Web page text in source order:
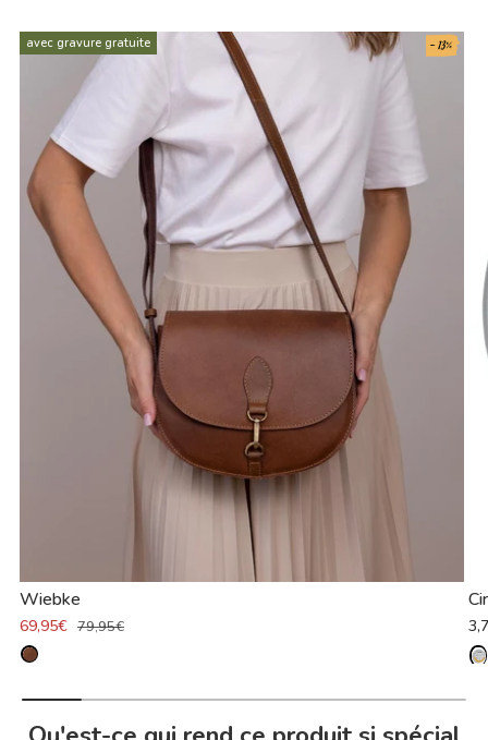
avec gravure gratuite - 13%
Wiebke
69,95€ 79,95€